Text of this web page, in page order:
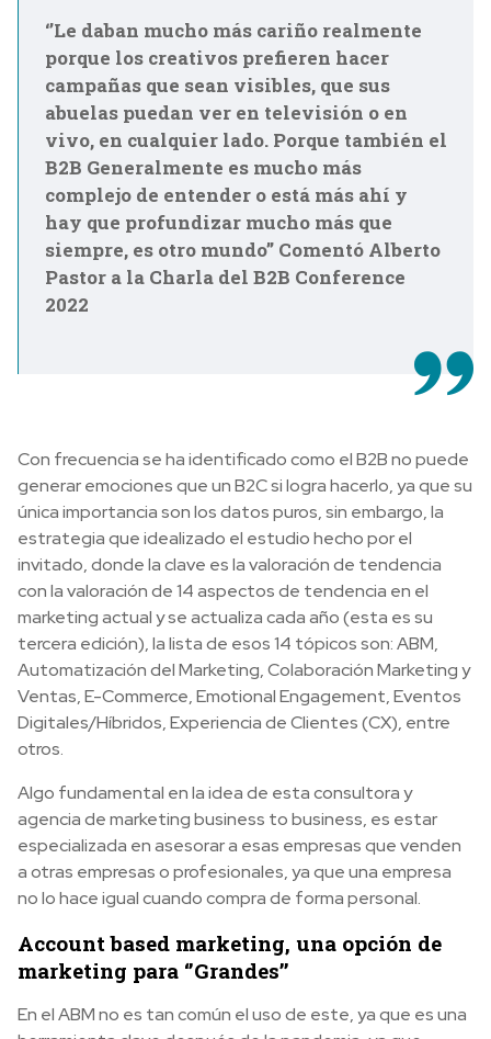
‘’Le daban mucho más cariño realmente
porque los creativos prefieren hacer
campañas que sean visibles, que sus
abuelas puedan ver en televisión o en
vivo, en cualquier lado. Porque también el
B2B Generalmente es mucho más
complejo de entender o está más ahí y
hay que profundizar mucho más que
siempre, es otro mundo’’ Comentó Alberto
Pastor a la Charla del B2B Conference
2022
Con frecuencia se ha identificado como el B2B no puede
generar emociones que un B2C si logra hacerlo, ya que su
única importancia son los datos puros, sin embargo, la
estrategia que idealizado el estudio hecho por el
invitado, donde la clave es la valoración de tendencia
con la valoración de 14 aspectos de tendencia en el
marketing actual y se actualiza cada año (esta es su
tercera edición), la lista de esos 14 tópicos son: ABM,
Automatización del Marketing, Colaboración Marketing y
Ventas, E-Commerce, Emotional Engagement, Eventos
Digitales/Híbridos, Experiencia de Clientes (CX), entre
otros.
Algo fundamental en la idea de esta consultora y
agencia de marketing business to business, es estar
especializada en asesorar a esas empresas que venden
a otras empresas o profesionales, ya que una empresa
no lo hace igual cuando compra de forma personal.
Account based marketing, una opción de
marketing para ‘’Grandes’’
En el ABM no es tan común el uso de este, ya que es una